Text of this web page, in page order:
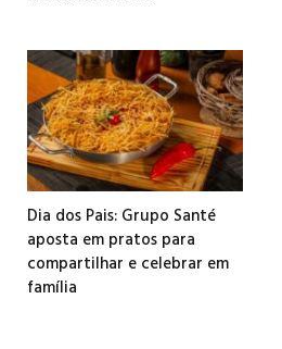
Dia dos Pais: Grupo Santé
aposta em pratos para
compartilhar e celebrar em
família